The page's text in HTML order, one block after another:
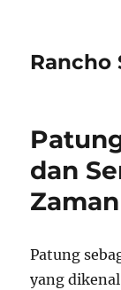
Rancho
dan
Zaman
Patung
yang